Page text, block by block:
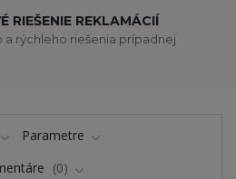
RIEŠENIE REKLAMÁCIÍ
a rýchleho riešenia prípadnej
Parametre
0